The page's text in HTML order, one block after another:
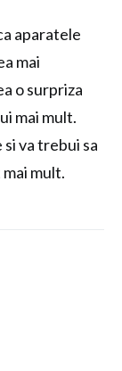
aparatele
mai
o surpriza
mai mult.
va trebui sa
mult.